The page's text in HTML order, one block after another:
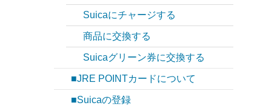
Suicaにチャージする
商品に交換する
Suicaグリーン券に交換する
■JRE POINTカードについて
■Suicaの登録